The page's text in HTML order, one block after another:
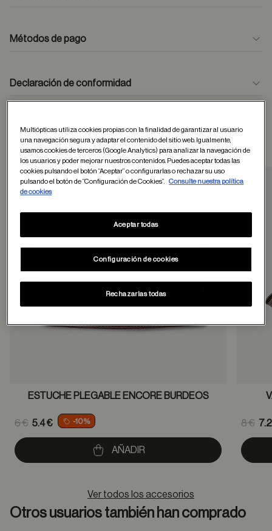
Métodos de pago
Declaración de conformidad
Otros usuarios tambien han comprado
ESTUCHE PLEGABLE ENCORE BURDEOS
Price reduced from
6 €
to
5.4 € -10%
AÑADIR
8 €
to
Ver todos los accesorios
Otros usuarios también han comprado
Multiópticas utiliza cookies propias con la finalidad de garantizar al usuario
una navegación segura y adaptar el contenido del sitio web. Igualmente,
usamos cookies de terceros (Google Analytics) para analizar la navegación de
los usuarios y poder mejorar nuestros contenidos. Puedes aceptar todas las
cookies pulsando el botón “Aceptar” o configurarlas o rechazar su uso
pulsando el botón de “Configuración de Cookies”.
Consulte nuestra política
de cookies
Configuración de cookies
Rechazarlas todas
Aceptar todas